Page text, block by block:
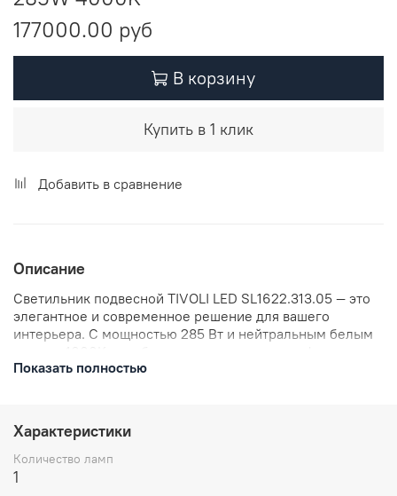
177000.00 руб
В корзину
Купить в 1 клик
Добавить в сравнение
Описание
Светильник подвесной TIVOLI LED SL1622.313.05 — это
элегантное и современное решение для вашего
интерьера. С мощностью 285 Вт и нейтральным белым
освещение. Идеально подойдёт для просторных
Показать полностью
Характеристики
Количество ламп
1